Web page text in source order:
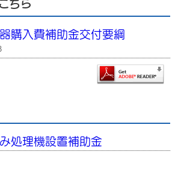
ちら
購入費補助金交付要綱
処理機設置補助金